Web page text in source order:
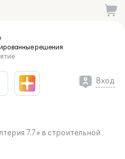
решения
Вход
7.7» в строительной